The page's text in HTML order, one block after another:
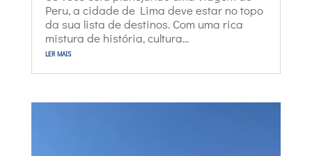
Peru, a cidade de Lima deve estar no topo
da sua lista de destinos. Com uma rica
mistura de história, cultura...
ler mais